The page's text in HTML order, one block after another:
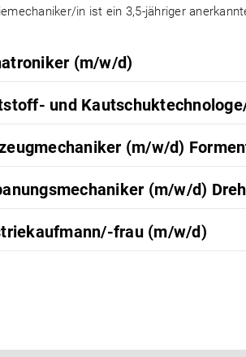
in ist ein 3,5-jähriger
(m/w/d)
und
(m/w/d)
(m/w/d)
frau (m/w/d)